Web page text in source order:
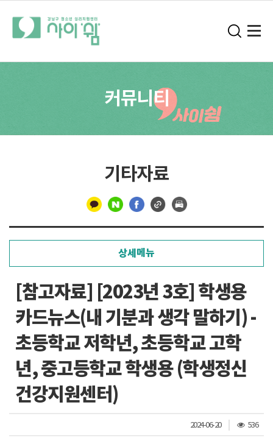
커뮤니티
기타자료
상세메뉴
[참고자료] [2023년 3호] 학생용
카드뉴스(내 기분과 생각 말하기) -
초등학교 저학년, 초등학교 고학
년, 중고등학교 학생용 (학생정신
건강지원센터)
2024-06-20
조
회
536